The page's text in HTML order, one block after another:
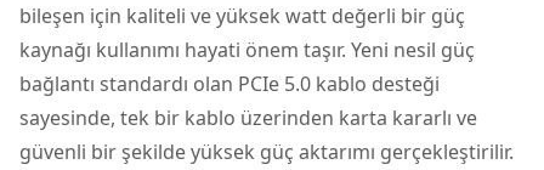
bileşen için kaliteli ve yüksek watt değerli bir güç
kaynağı kullanımı hayati önem taşır. Yeni nesil güç
bağlantı standardı olan PCIe 5.0 kablo desteği
sayesinde, tek bir kablo üzerinden karta kararlı ve
güvenli bir şekilde yüksek güç aktarımı gerçekleştirilir.